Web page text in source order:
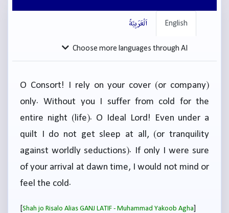
English اَلْعَرَبِيَّةُ
Choose more languages through AI
O Consort! I rely on your cover (or company)
only. Without you I suffer from cold for the
entire night (life). O Ideal Lord! Even under a
quilt I do not get sleep at all, (or tranquility
against worldly seductions). If only I were sure
of your arrival at dawn time, I would not mind or
feel the cold.
[Shah jo Risalo Alias GANJ LATIF - Muhammad Yakoob Agha